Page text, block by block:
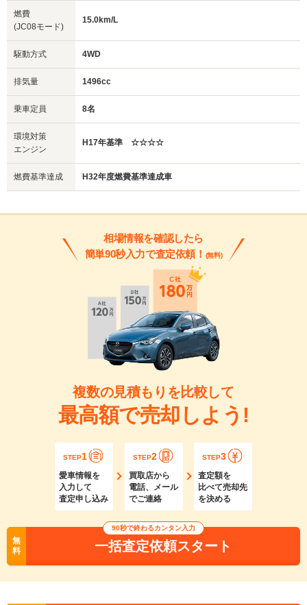
燃費
(JC08モード)
15.0km/L
駆動方式 4WD
排気量 1496cc
乗車定員 8名
環境対策
エンジン
H17年基準 ☆☆☆☆
燃費基準達成 H32年度燃費基準達成車
相場情報を確認したら
簡単90秒入力で査定依頼！ (無料)
複数の見積もりを比較して
最高額で売却しよう!
STEP1
愛車情報を
入力して
査定申し込み
STEP2
買取店から
電話、メール
でご連絡
STEP3
査定額を
比べて売却先
を決める
無
料
90秒で終わるカンタン入力
一括査定依頼スタート